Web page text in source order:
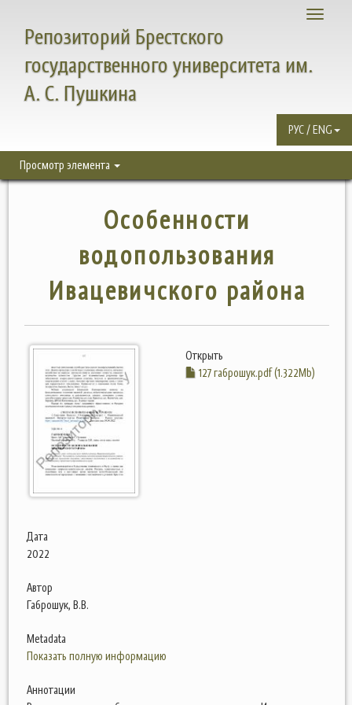
Toggle
Репозиторий Брестского
государственного университета им.
А. С. Пушкина
РУС / ENG
Просмотр элемента
Особенности
водопользования
Ивацевичского района
Открыть
127 габрошук.pdf (1.322Mb)
Дата
2022
Автор
Габрошук, В.В.
Metadata
Показать полную информацию
Аннотации